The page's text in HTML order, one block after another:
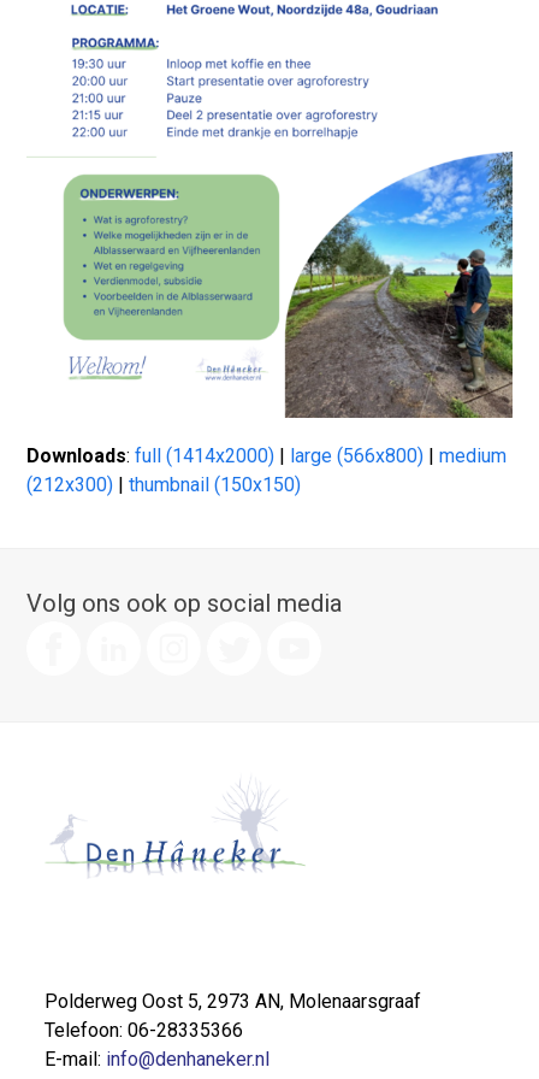
Downloads:full (1414x2000) | large (566x800) |medium
(212x300) |thumbnail (150x150)
Volg ons ook op social media
Polderweg Oost 5, 2973 AN, Molenaarsgraaf
Telefoon: 06-28335366
E-mail: info@denhaneker.nl